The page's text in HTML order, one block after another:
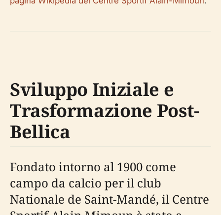
Sviluppo Iniziale e
Trasformazione Post-
Bellica
Fondato intorno al 1900 come
campo da calcio per il club
Nationale de Saint-Mandé, il Centre